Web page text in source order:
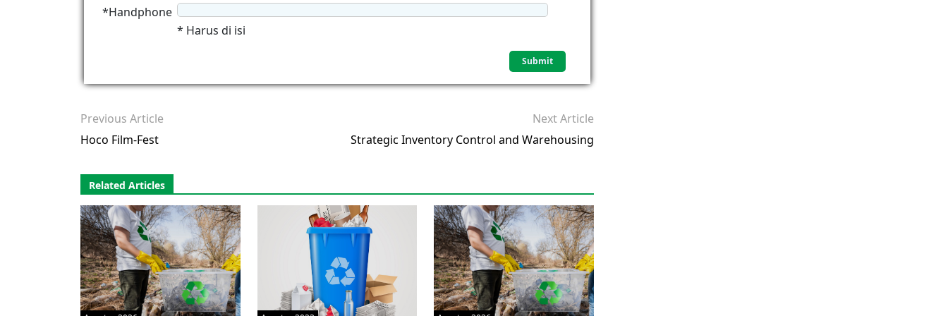
*Handphone
* Harus di isi
Previous Article
Hoco Film-Fest
Next Article
Strategic Inventory Control and Warehousing
Related Articles